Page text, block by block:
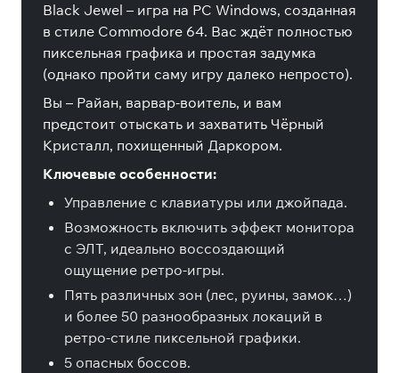
Black Jewel – игра на PC Windows, созданная
в стиле Commodore 64. Вас ждёт полностью
пиксельная графика и простая задумка
(однако пройти саму игру далеко непросто).
Вы – Райан, варвар-воитель, и вам
предстоит отыскать и захватить Чёрный
Кристалл, похищенный Даркором.
Ключевые особенности:
Управление с клавиатуры или джойпада.
Возможность включить эффект монитора
с ЭЛТ, идеально воссоздающий
ощущение ретро-игры.
Пять различных зон (лес, руины, замок…)
и более 50 разнообразных локаций в
ретро-стиле пиксельной графики.
5 опасных боссов.